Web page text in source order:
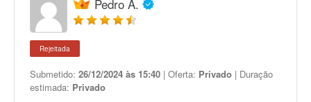
Pedro A.
Rejeitada
Submetido: 26/12/2024 às 15:40 | Oferta: Privado | Duração
estimada: Privado